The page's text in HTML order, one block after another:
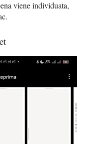
viene individuata,